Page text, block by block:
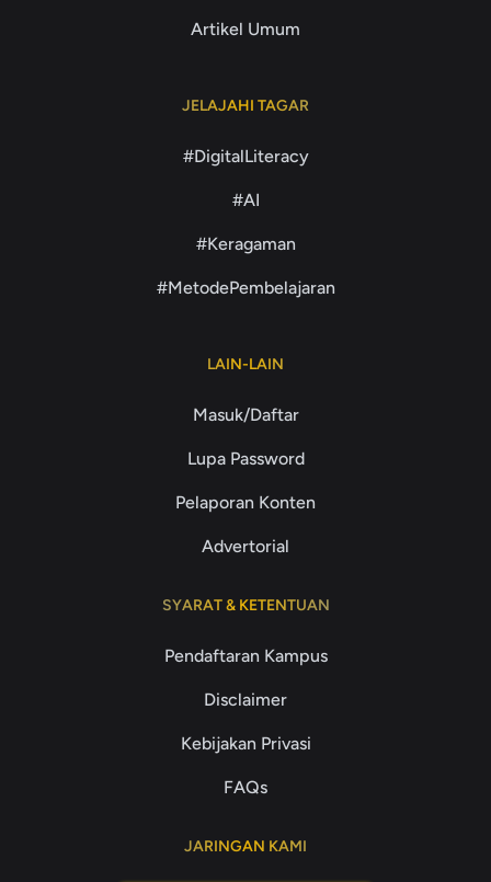
Artikel Umum
JELAJAHI TAGAR
#DigitalLiteracy
#AI
#Keragaman
#MetodePembelajaran
LAIN-LAIN
Masuk/Daftar
Lupa Password
Pelaporan Konten
Advertorial
SYARAT & KETENTUAN
Pendaftaran Kampus
Disclaimer
Kebijakan Privasi
FAQs
JARINGAN KAMI